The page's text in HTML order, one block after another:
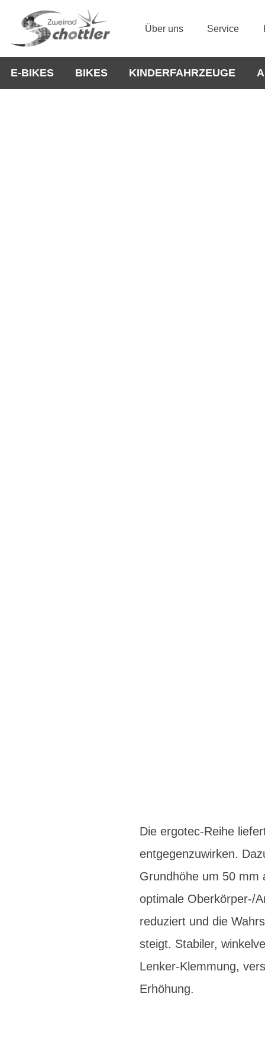
Über uns Service
E-BIKES BIKES KINDERFAHRZEUGE
Die ergotec-Reihe
entgegenzuwirken.
Grundhöhe um 50 mm
optimale Oberkörper-/
reduziert und die
steigt. Stabiler,
Lenker-Klemmung,
Erhöhung.